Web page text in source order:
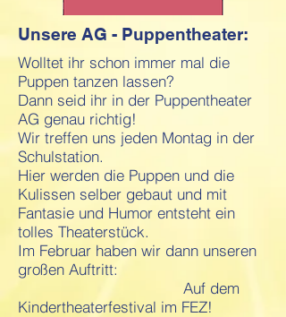
Unsere AG - Puppentheater:
Wolltet ihr schon immer mal die
Puppen tanzen lassen?
Dann seid ihr in der Puppentheater
AG genau richtig!
Wir treffen uns jeden Montag in der
Schulstation.
Hier werden die Puppen und die
Kulissen selber gebaut und mit
Fantasie und Humor entsteht ein
tolles Theaterstück.
Im Februar haben wir dann unseren
großen Auftritt:
Auf dem
Kindertheaterfestival im FEZ!